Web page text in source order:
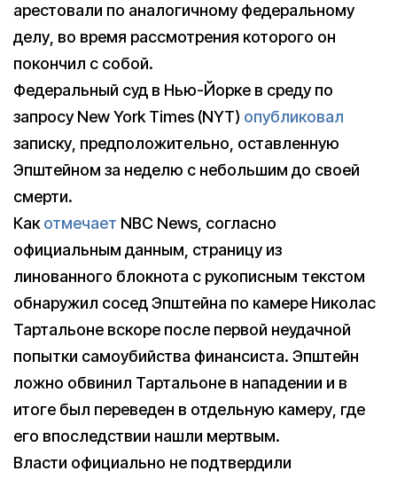
арестовали по аналогичному федеральному
делу, во время рассмотрения которого он
покончил с собой.
Федеральный суд в Нью-Йорке в среду по
запросу New York Times (NYT) опубликовал
записку, предположительно, оставленную
Эпштейном за неделю с небольшим до своей
смерти.
Какотмечает NBC News, cогласно
официальным данным, страницу из
линованного блокнота с рукописным текстом
обнаружил сосед Эпштейна по камере Николас
Тартальоне вскоре после первой неудачной
попытки самоубийства финансиста. Эпштейн
ложно обвинил Тартальоне в нападении и в
итоге был переведен в отдельную камеру, где
его впоследствии нашли мертвым.
Власти официально не подтвердили